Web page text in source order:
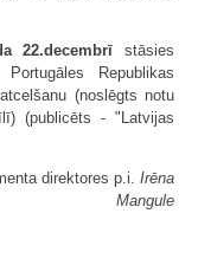
22.decembrī stāsies
Republikas
(noslēgts notu
(publicēts - "Latvijas
direktores p.i. Irēna
Mangule